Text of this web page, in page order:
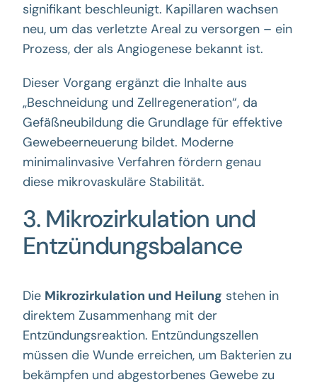
signifikant beschleunigt. Kapillaren wachsen
neu, um das verletzte Areal zu versorgen – ein
Prozess, der als Angiogenese bekannt ist.
Dieser Vorgang ergänzt die Inhalte aus
„Beschneidung und Zellregeneration“, da
Gefäßneubildung die Grundlage für effektive
Gewebeerneuerung bildet. Moderne
minimalinvasive Verfahren fördern genau
diese mikrovaskuläre Stabilität.
3. Mikrozirkulation und
Entzündungsbalance
Die Mikrozirkulation und Heilung stehen in
direktem Zusammenhang mit der
Entzündungsreaktion. Entzündungszellen
müssen die Wunde erreichen, um Bakterien zu
bekämpfen und abgestorbenes Gewebe zu